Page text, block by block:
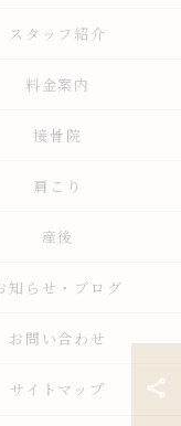
スタッフ紹介
料金案内
接骨院
肩こり
産後
知らせ・ブログ
お問い合わせ
サイトマップ